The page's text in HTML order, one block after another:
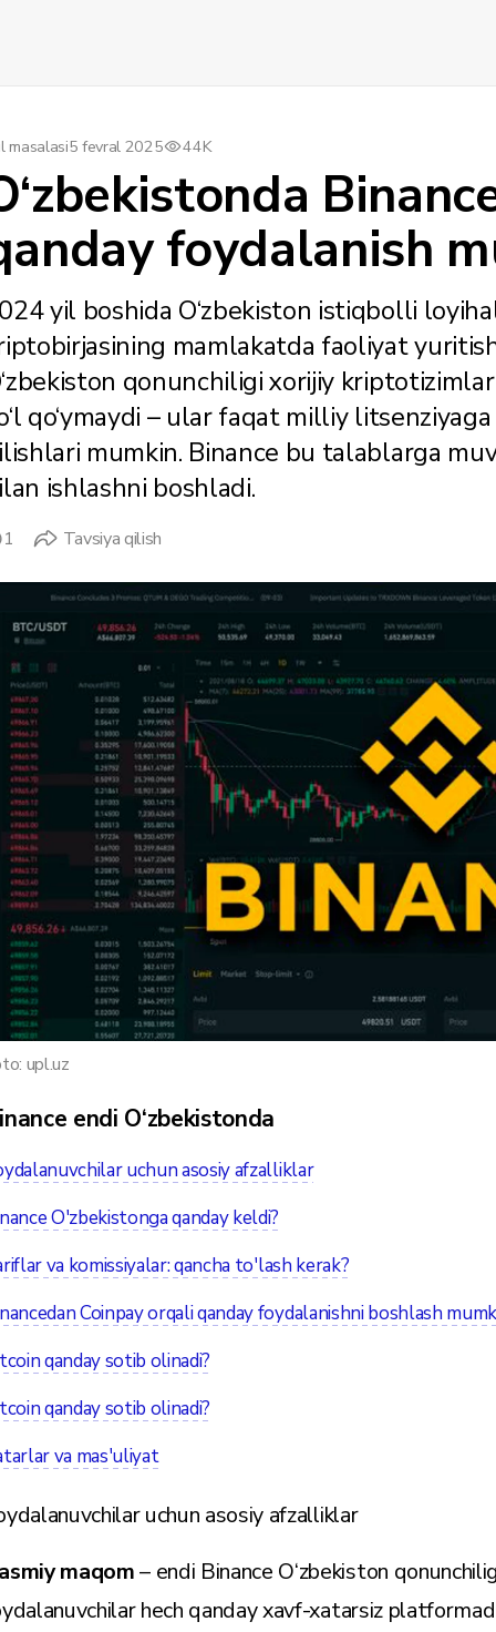
masalasi5 fevral 2025 44K
foydalanish
yil boshida O‘zbekiston istiqbolli
mamlakatda faoliyat
qonunchiligi xorijiy
qo‘ymaydi – ular faqat milliy
mumkin. Binance bu talablarga
ishlashni boshladi.
1 Tavsiya qilish
upl.uz
endi O‘zbekistonda
uchun asosiy afzalliklar
O'zbekistonga qanday keldi?
va komissiyalar: qancha to'lash kerak?
Coinpay orqali qanday foydalanishni boshlash
qanday sotib olinadi?
qanday sotib olinadi?
va mas'uliyat
uchun asosiy afzalliklar
maqom– endi Binance O‘zbekiston
hech qanday xavf-xatarsiz